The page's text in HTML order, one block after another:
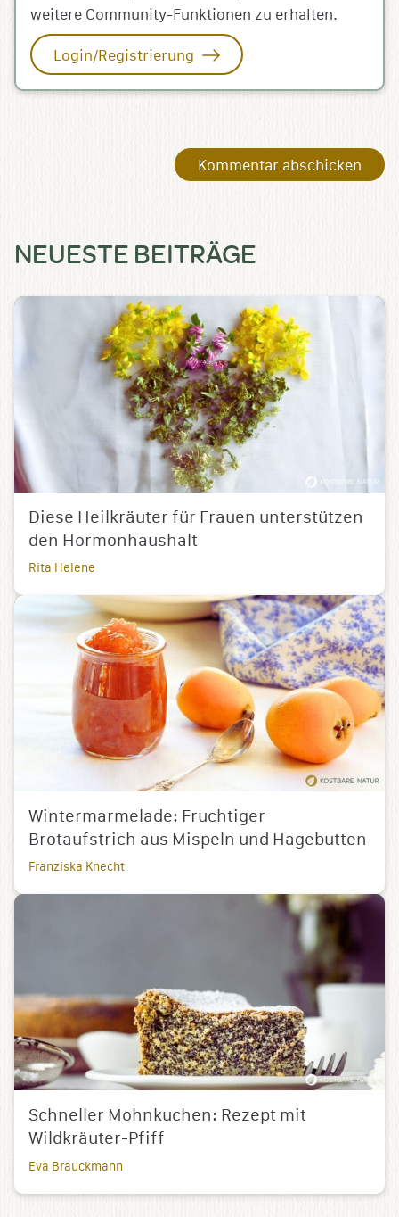
weitere Community-Funktionen zu erhalten.
Login/Registrierung
NEUESTE BEITRÄGE
Diese Heilkräuter für Frauen unterstützen
den Hormonhaushalt
Rita Helene
Wintermarmelade: Fruchtiger
Brotaufstrich aus Mispeln und Hagebutten
Franziska Knecht
Schneller Mohnkuchen: Rezept mit
Wildkräuter-Pfiff
Eva Brauckmann